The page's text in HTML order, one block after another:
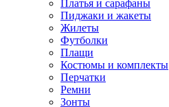
Платья и сарафаны
Пиджаки и жакеты
Жилеты
Футболки
Плащи
Костюмы и комплекты
Перчатки
Ремни
Зонты